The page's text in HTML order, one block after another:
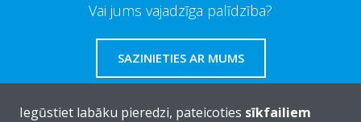
Vai jums vajadzīga palīdzība?
SAZINIETIES AR MUMS
Iegūstiet labāku pieredzi, pateicoties sīkfailiem